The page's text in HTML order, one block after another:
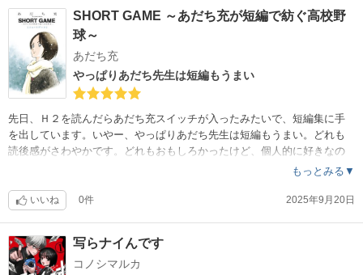
って希少な種の保全のために復旧の手を緩めろなんて言えない訳で非常
に難しい心情も綴られています。膨大なフィールドワークを元にした知
見と、昆虫などの美しい写真が素晴らしい本でした。
SHORT GAME ～あだち充が短編で紡ぐ高校野
球～
あだち充
やっぱりあだち先生は短編もうまい
先日、Ｈ２を読んだらあだち充スイッチが入ったみたいで、短編集に手
を出しています。いやー、やっぱりあだち先生は短編もうまい。どれも
読後感がさわやかです。どれもおもしろかったけど、個人的に好きなの
は落語の落ちみたいな「浅丘高校野球部日誌」と、「ゆく年くる年」で
もっとみる▼
いいね 0件 2025年9月20日
写らナイんです
コノシマルカ